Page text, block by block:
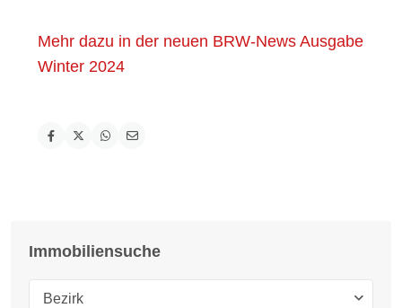
Mehr dazu in der neuen BRW-News Ausgabe
Winter 2024
Immobiliensuche
Bezirk